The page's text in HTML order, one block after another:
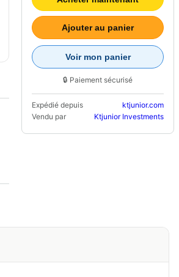
Ajouter au panier
Voir mon panier
🔒 Paiement sécurisé
Expédié depuis
ktjunior.com
Vendu par
Ktjunior Investments